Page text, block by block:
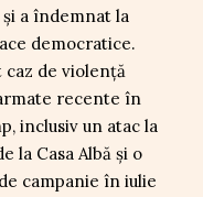
a îndemnat la
democratice.
de violență
recente în
inclusiv un atac la
la Casa Albă și o
campanie în iulie